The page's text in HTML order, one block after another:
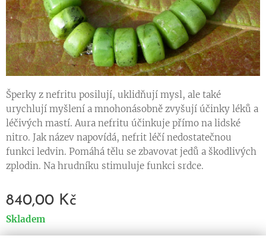
Šperky z nefritu posilují, uklidňují mysl, ale také
urychlují myšlení a mnohonásobně zvyšují účinky léků a
léčivých mastí. Aura nefritu účinkuje přímo na lidské
nitro. Jak název napovídá, nefrit léčí nedostatečnou
funkci ledvin. Pomáhá tělu se zbavovat jedů a škodlivých
zplodin. Na hrudníku stimuluje funkci srdce.
840,00 Kč
Skladem